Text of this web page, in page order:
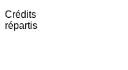
Crédits
répartis